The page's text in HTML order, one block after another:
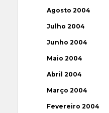
Agosto 2004
Julho 2004
Junho 2004
Maio 2004
Abril 2004
Março 2004
Fevereiro 2004